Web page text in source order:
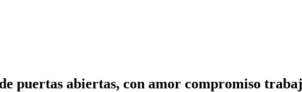
puertas abiertas, con amor compromiso